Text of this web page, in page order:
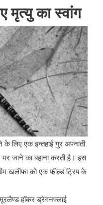
का स्वांग
के लिए एक इन्तहाई गुर अपनाती
जाने का बहाना करती है। इस
खलीफा को एक फील्ड ट्रिप के
हॉकर ड्रेगनफ्लाई